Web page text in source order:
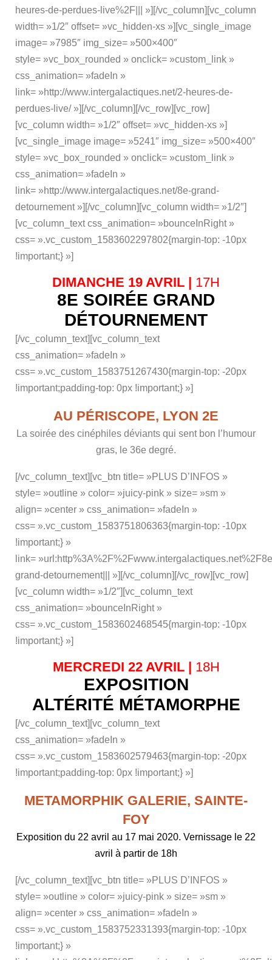
heures-de-perdues-live%2F||| »][/vc_column][vc_column
width= »1/2″ offset= »vc_hidden-xs »][vc_single_image
image= »7985″ img_size= »500×400″
style= »vc_box_rounded » onclick= »custom_link »
css_animation= »fadeIn »
link= »http://www.intergalactiques.net/2-heures-de-
perdues-live/ »][/vc_column][/vc_row][vc_row]
[vc_column width= »1/2″ offset= »vc_hidden-xs »]
[vc_single_image image= »5241″ img_size= »500×400″
style= »vc_box_rounded » onclick= »custom_link »
css_animation= »fadeIn »
link= »http://www.intergalactiques.net/8e-grand-
detournement »][/vc_column][vc_column width= »1/2″]
[vc_column_text css_animation= »bounceInRight »
css= ».vc_custom_1583602297802{margin-top: -10px
!important;} »]
DIMANCHE 19 AVRIL | 17H
8E SOIRÉE GRAND
DÉTOURNEMENT
[/vc_column_text][vc_column_text
css_animation= »fadeIn »
css= ».vc_custom_1583751267430{margin-top: -20px
!important;padding-top: 0px !important;} »]
AU PÉRISCOPE, LYON 2E
La soirée des cinéphiles déviants qui sent bon l’humour
gras, le 36e degré.
[/vc_column_text][vc_btn title= »PLUS D’INFOS »
style= »outline » color= »juicy-pink » size= »sm »
align= »center » css_animation= »fadeIn »
css= ».vc_custom_1583751806363{margin-top: -10px
!important;} »
link=
grand-detournement||| »][/vc_column][/vc_row][vc_row]
[vc_column width= »1/2″][vc_column_text
css_animation= »bounceInRight »
css= ».vc_custom_1583602468545{margin-top: -10px
!important;} »]
MERCREDI 22 AVRIL | 18H
EXPOSITION
ALTÉRITÉ MÉTAMORPHE
[/vc_column_text][vc_column_text
css_animation= »fadeIn »
css= ».vc_custom_1583602579463{margin-top: -20px
!important;padding-top: 0px !important;} »]
METAMORPHIK GALERIE, SAINTE-
FOY
Exposition du 22 avril au 17 mai 2020. Vernissage le 22
avril à partir de 18h
[/vc_column_text][vc_btn title= »PLUS D’INFOS »
style= »outline » color= »juicy-pink » size= »sm »
align= »center » css_animation= »fadeIn »
css= ».vc_custom_1583752331393{margin-top: -10px
!important;} »